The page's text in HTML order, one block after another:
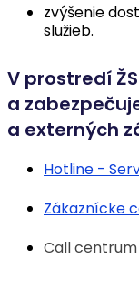
zvýšenie
služieb.
V prostredí
a
a externých
Hotline -
Zákaznícke
Call